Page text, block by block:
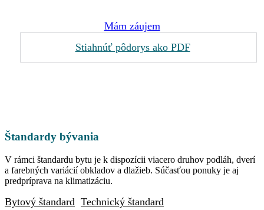
Mám záujem
Stiahnúť pôdorys ako PDF
Štandardy bývania
V rámci štandardu bytu je k dispozícii viacero druhov podláh, dverí
a farebných variácií obkladov a dlažieb. Súčasťou ponuky je aj
predpríprava na klimatizáciu.
Bytový štandard Technický štandard